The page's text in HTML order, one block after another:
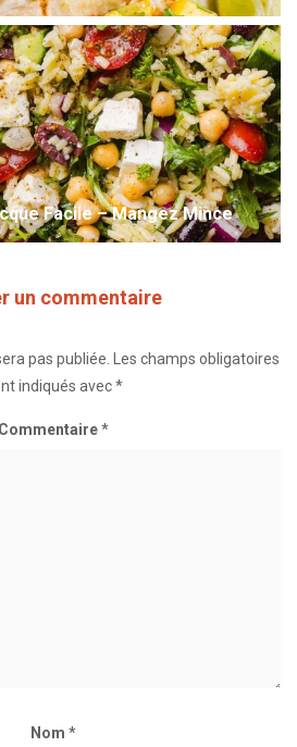
Facile – Mangez Mince
un commentaire
pas publiée. Les champs obligatoires
indiqués avec*
Commentaire*
Nom *